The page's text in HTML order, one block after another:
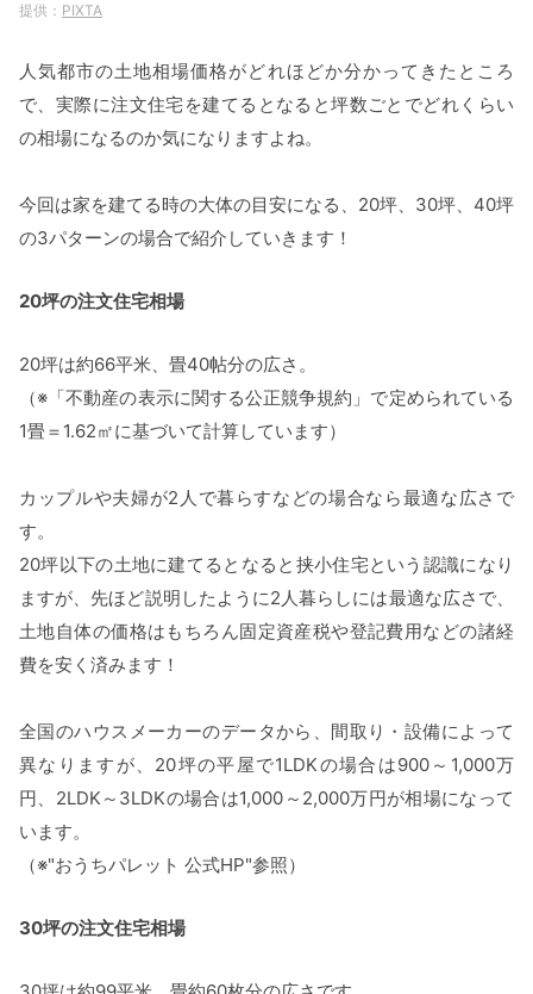
PIXTA
人気都市の土地相場価格がどれほどか分かってきたところ
で、実際に注文住宅を建てるとなると坪数ごとでどれくらい
の相場になるのか気になりますよね。
今回は家を建てる時の大体の目安になる、20坪、30坪、40坪
の3パターンの場合で紹介していきます！
20坪の注文住宅相場
20坪は約66平米、畳40帖分の広さ。
（※「不動産の表示に関する公正競争規約」で定められている
1畳＝1.62㎡に基づいて計算しています）
カップルや夫婦が2人で暮らすなどの場合なら最適な広さで
す。
20坪以下の土地に建てるとなると挟小住宅という認識になり
ますが、先ほど説明したように2人暮らしには最適な広さで、
土地自体の価格はもちろん固定資産税や登記費用などの諸経
費を安く済みます！
全国のハウスメーカーのデータから、間取り・設備によって
異なりますが、20坪の平屋で1LDKの場合は900～1,000万
円、2LDK～3LDKの場合は1,000～2,000万円が相場になって
います。
（※"おうちパレット 公式HP"参照）
30坪の注文住宅相場